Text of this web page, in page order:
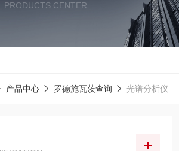
PRODUCTS CENTER
产品中心 罗德施瓦茨查询 光谱分析仪